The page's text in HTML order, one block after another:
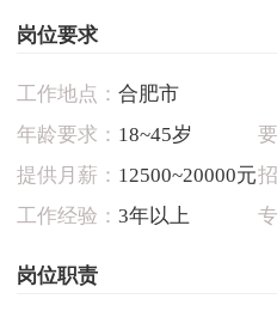
岗位要求
工作地点： 合肥市
年龄要求： 18~45岁
提供月薪： 12500~20000元
工作经验： 3年以上
岗位职责